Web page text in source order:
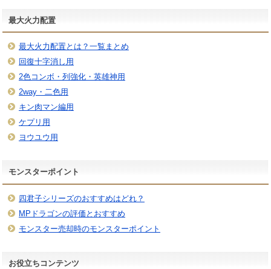
最大火力配置
最大火力配置とは？一覧まとめ
回復十字消し用
2色コンボ・列強化・英雄神用
2way・二色用
キン肉マン編用
ケプリ用
ヨウユウ用
モンスターポイント
四君子シリーズのおすすめはどれ？
MPドラゴンの評価とおすすめ
モンスター売却時のモンスターポイント
お役立ちコンテンツ